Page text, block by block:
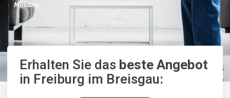
Minuten.
Erhalten Sie dasbeste Angebot
in Freiburg im Breisgau: